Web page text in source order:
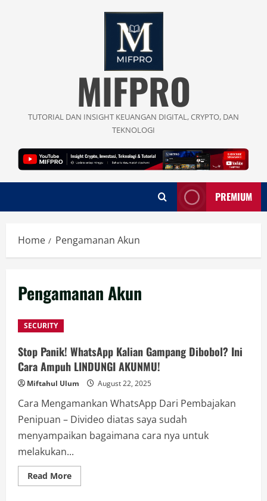
MIFPRO
TUTORIAL DAN INSIGHT KEUANGAN DIGITAL, CRYPTO, DAN
TEKNOLOGI
PREMIUM
Home Pengamanan Akun
Pengamanan Akun
SECURITY
Stop Panik! WhatsApp Kalian Gampang Dibobol? Ini
Cara Ampuh LINDUNGI AKUNMU!
Miftahul Ulum August 22, 2025
Cara Mengamankan WhatsApp Dari Pembajakan
Penipuan – Divideo diatas saya sudah
menyampaikan bagaimana cara nya untuk
melakukan...
Read MoreRead
more